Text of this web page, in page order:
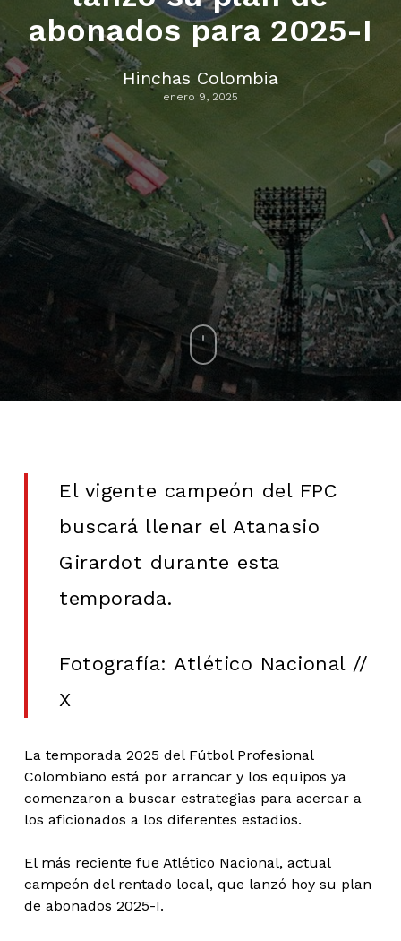
abonados para 2025-I
Hinchas Colombia
enero 9, 2025
El vigente campeón del FPC
buscará llenar el Atanasio
Girardot durante esta
temporada.
Fotografía: Atlético Nacional //
X
La temporada 2025 del Fútbol Profesional
Colombiano está por arrancar y los equipos ya
comenzaron a buscar estrategias para acercar a
los aficionados a los diferentes estadios.
El más reciente fue Atlético Nacional, actual
campeón del rentado local, que lanzó hoy su plan
de abonados 2025-I.